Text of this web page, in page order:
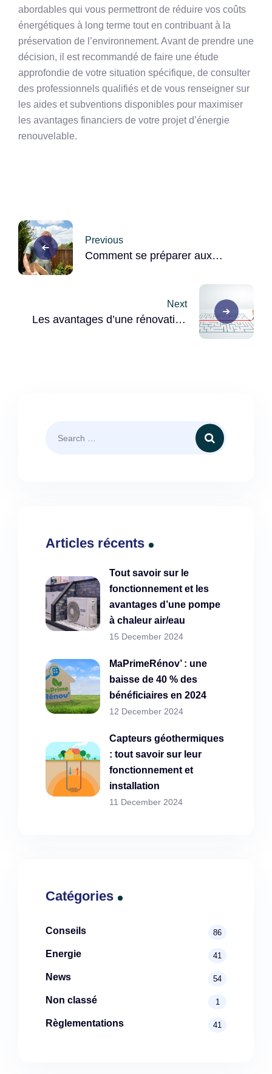
abordables qui vous permettront de réduire vos coûts
énergétiques à long terme tout en contribuant à la
préservation de l’environnement. Avant de prendre une
décision, il est recommandé de faire une étude
approfondie de votre situation spécifique, de consulter
des professionnels qualifiés et de vous renseigner sur
les aides et subventions disponibles pour maximiser
les avantages financiers de votre projet d’énergie
renouvelable.
Post
navigation
Previous
Comment se préparer aux
Next
Les avantages d’une rénovation
Articles récents
Tout savoir sur le
fonctionnement et les
avantages d’une pompe
à chaleur air/eau
15 December 2024
MaPrimeRénov’ : une
baisse de 40 % des
bénéficiaires en 2024
12 December 2024
Capteurs géothermiques
: tout savoir sur leur
fonctionnement et
installation
11 December 2024
Catégories
Conseils 86
Energie 41
News 54
Non classé 1
Règlementations 41